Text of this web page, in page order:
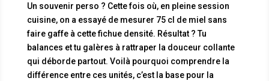
Un souvenir perso ? Cette fois où, en pleine session
cuisine, on a essayé de mesurer 75 cl de miel sans
faire gaffe à cette fichue densité. Résultat ? Tu
balances et tu galères à rattraper la douceur collante
qui déborde partout. Voilà pourquoi comprendre la
différence entre ces unités, c’est la base pour la